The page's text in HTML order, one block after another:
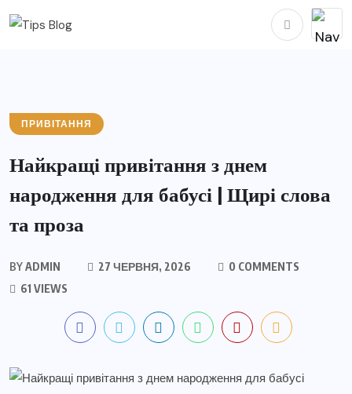
ПРИВІТАННЯ
Найкращі привітання з днем
народження для бабусі | Щирі слова
та проза
BYADMIN 27 ЧЕРВНЯ, 2026
0 COMMENTS
61 VIEWS